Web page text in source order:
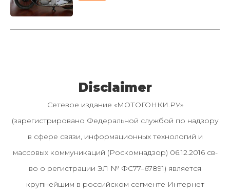
Disclaimer
Сетевое издание «МОТОГОНКИ.РУ»
(зарегистрировано Федеральной службой по надзору
в сфере связи, информационных технологий и
массовых коммуникаций (Роскомнадзор) 06.12.2016 св-
во о регистрации ЭЛ № ФС77–67891) является
крупнейшим в российском сегменте Интернет